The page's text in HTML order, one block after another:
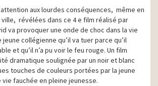
aux lourdes conséquences, même en
révélées dans ce 4 e film réalisé par
va provoquer une onde de choc dans la vie
collégienne qu’il va tuer parce qu’il
et qu’il n’a pu voir le feu rouge. Un film
dramatique soulignée par un noir et blanc
touches de couleurs portées par la jeune
vie fauchée en pleine jeunesse.